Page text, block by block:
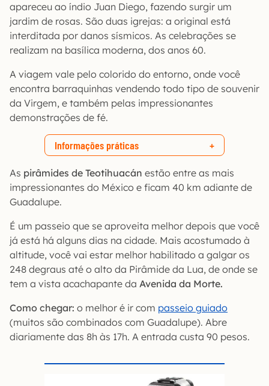
apareceu ao índio Juan Diego, fazendo surgir um
jardim de rosas. São duas igrejas: a original está
interditada por danos sísmicos. As celebrações se
realizam na basílica moderna, dos anos 60.
A viagem vale pelo colorido do entorno, onde você
encontra barraquinhas vendendo todo tipo de souvenir
da Virgem, e também pelas impressionantes
demonstrações de fé.
Informações práticas
As pirâmides de Teotihuacán estão entre as mais
impressionantes do México e ficam 40 km adiante de
Guadalupe.
É um passeio que se aproveita melhor depois que você
já está há alguns dias na cidade. Mais acostumado à
altitude, você vai estar melhor habilitado a galgar os
248 degraus até o alto da Pirâmide da Lua, de onde se
tem a vista acachapante da Avenida da Morte.
Como chegar: o melhor é ir com passeio guiado
(muitos são combinados com Guadalupe). Abre
diariamente das 8h às 17h. A entrada custa 90 pesos.